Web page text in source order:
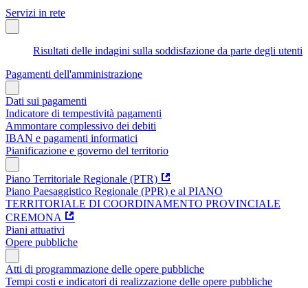
Servizi in rete
Risultati delle indagini sulla soddisfazione da parte degli utenti
Pagamenti dell'amministrazione
Dati sui pagamenti
Indicatore di tempestività pagamenti
Ammontare complessivo dei debiti
IBAN e pagamenti informatici
Pianificazione e governo del territorio
Piano Territoriale Regionale (PTR)
Piano Paesaggistico Regionale (PPR) e al PIANO
TERRITORIALE DI COORDINAMENTO PROVINCIALE
CREMONA
Piani attuativi
Opere pubbliche
Atti di programmazione delle opere pubbliche
Tempi costi e indicatori di realizzazione delle opere pubbliche